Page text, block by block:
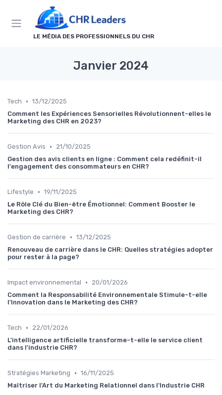
LE MÉDIA DES PROFESSIONNELS DU CHR
Janvier 2024
Tech • 13/12/2025
Comment les Expériences Sensorielles Révolutionnent-elles le
Marketing des CHR en 2023?
Gestion Avis •
21/10/2025
Gestion des avis clients en ligne : Comment cela redéfinit-il
l'engagement des consommateurs en CHR?
Lifestyle • 19/11/2025
Le Rôle Clé du Bien-être Émotionnel: Comment Booster le
Marketing des CHR?
Gestion de carrière • 13/12/2025
Renouveau de carrière dans le CHR: Quelles stratégies adopter
pour rester à la page?
Impact environnemental •
20/01/2026
Comment la Responsabilité Environnementale Stimule-t-elle
l'Innovation dans le Marketing des CHR?
Tech •
22/01/2026
L'intelligence artificielle transforme-t-elle le service client
dans l'industrie CHR?
Stratégies Marketing • 16/11/2025
Maîtriser l'Art du Marketing Relationnel dans l'Industrie CHR
Panneau de gestion des cookies